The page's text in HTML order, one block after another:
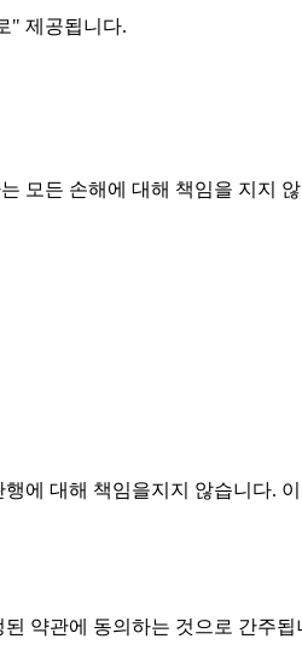
" 제공됩니다.
모든 손해에 대해 책임을 지지
에 대해 책임을지지 않습니다.
약관에 동의하는 것으로 간주됩